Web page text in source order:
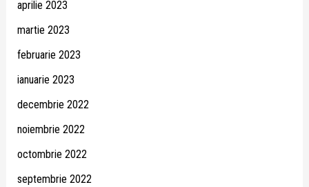
aprilie 2023
martie 2023
februarie 2023
ianuarie 2023
decembrie 2022
noiembrie 2022
octombrie 2022
septembrie 2022